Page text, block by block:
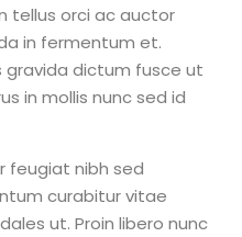
tellus orci ac auctor
in fermentum et.
gravida dictum fusce ut
in mollis nunc sed id
feugiat nibh sed
curabitur vitae
ut. Proin libero nunc